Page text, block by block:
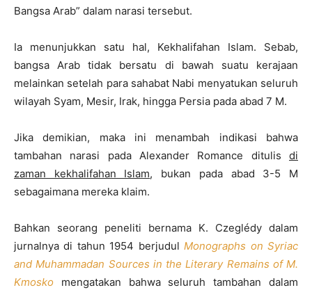
Bangsa Arab” dalam narasi tersebut.
Ia menunjukkan satu hal, Kekhalifahan Islam. Sebab,
bangsa Arab tidak bersatu di bawah suatu kerajaan
melainkan setelah para sahabat Nabi menyatukan seluruh
wilayah Syam, Mesir, Irak, hingga Persia pada abad 7 M.
Jika demikian, maka ini menambah indikasi bahwa
tambahan narasi pada Alexander Romance ditulis di
zaman kekhalifahan Islam, bukan pada abad 3-5 M
sebagaimana mereka klaim.
Bahkan seorang peneliti bernama K. Czeglédy dalam
jurnalnya di tahun 1954 berjudulMonographs on Syriac
and Muhammadan Sources in the Literary Remains of M.
Kmosko mengatakan bahwa seluruh tambahan dalam